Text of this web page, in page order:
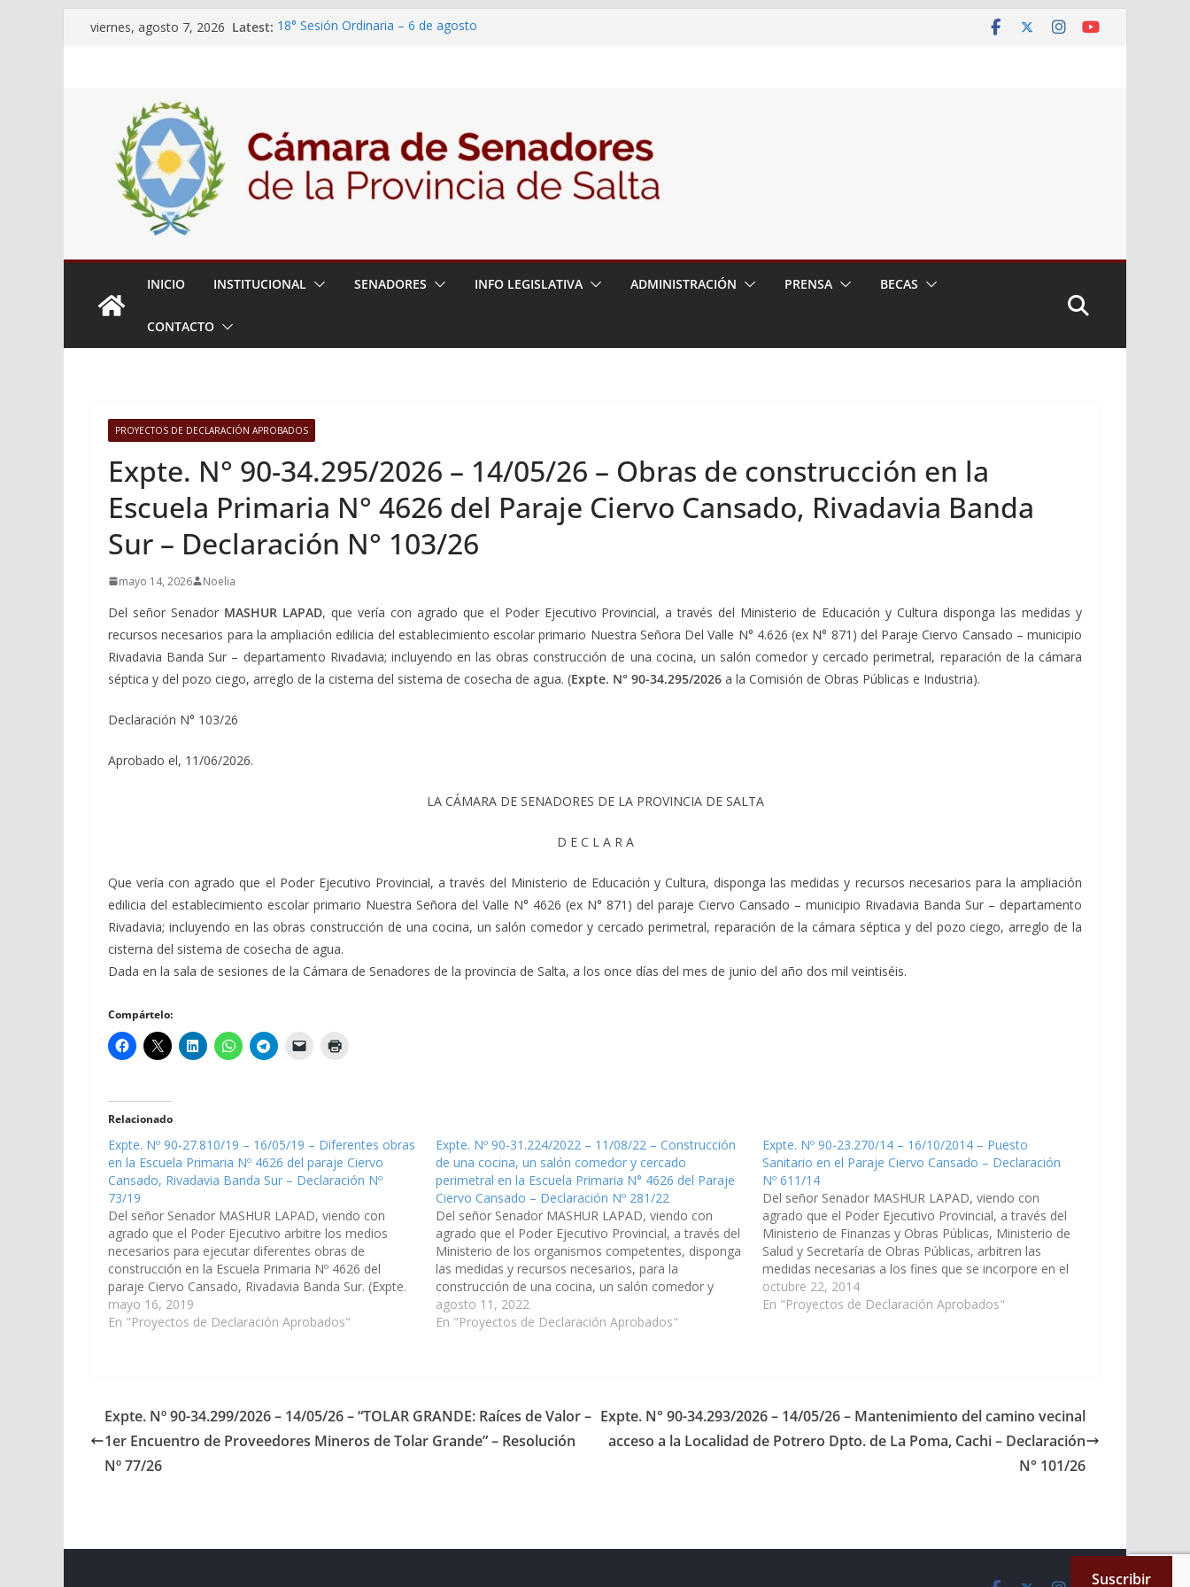
Skipviernes, agosto 7, 2026 Latest: 18° Sesión Ordinaria – 6 de agosto
Expte. Nº 90-34.516/2026 – 06/08/26 – Créase el Ente Salteño
de Protección y Control Vegetal
INICIO INSTITUCIONAL SENADORES INFO LEGISLATIVA ADMINISTRACIÓN PRENSA BECAS
CONTACTO
PROYECTOS DE DECLARACIÓN APROBADOS
Expte. N° 90-34.295/2026 – 14/05/26 – Obras de construcción en la
Escuela Primaria N° 4626 del Paraje Ciervo Cansado, Rivadavia Banda
Sur – Declaración N° 103/26
mayo 14, 2026 Noelia
Del señor Senador MASHUR LAPAD, que vería con agrado que el Poder Ejecutivo Provincial, a través del Ministerio de Educación y Cultura disponga las medidas y
recursos necesarios para la ampliación edilicia del establecimiento escolar primario Nuestra Señora Del Valle N° 4.626 (ex N° 871) del Paraje Ciervo Cansado – municipio
Rivadavia Banda Sur – departamento Rivadavia; incluyendo en las obras construcción de una cocina, un salón comedor y cercado perimetral, reparación de la cámara
séptica y del pozo ciego, arreglo de la cisterna del sistema de cosecha de agua. (Expte. N° 90-34.295/2026 a la Comisión de Obras Públicas e Industria).
Declaración N° 103/26
Aprobado el, 11/06/2026.
LA CÁMARA DE SENADORES DE LA PROVINCIA DE SALTA
D E C L A R A
Que vería con agrado que el Poder Ejecutivo Provincial, a través del Ministerio de Educación y Cultura, disponga las medidas y recursos necesarios para la ampliación
edilicia del establecimiento escolar primario Nuestra Señora del Valle N° 4626 (ex N° 871) del paraje Ciervo Cansado – municipio Rivadavia Banda Sur – departamento
Rivadavia; incluyendo en las obras construcción de una cocina, un salón comedor y cercado perimetral, reparación de la cámara séptica y del pozo ciego, arreglo de la
cisterna del sistema de cosecha de agua.
Dada en la sala de sesiones de la Cámara de Senadores de la provincia de Salta, a los once días del mes de junio del año dos mil veintiséis.
Compártelo:
Relacionado
Expte. Nº 90-27.810/19 – 16/05/19 – Diferentes obras
en la Escuela Primaria Nº 4626 del paraje Ciervo
Cansado, Rivadavia Banda Sur – Declaración Nº
73/19
Del señor Senador MASHUR LAPAD, viendo con
agrado que el Poder Ejecutivo arbitre los medios
necesarios para ejecutar diferentes obras de
construcción en la Escuela Primaria Nº 4626 del
paraje Ciervo Cansado, Rivadavia Banda Sur. (Expte.
Nº 90-27.810/19, a la Comisión de Obras Públicas e
Industria). Declaración Nº 73/19 Aprobado el
mayo 16, 2019
En "Proyectos de Declaración Aprobados"
Expte. Nº 90-31.224/2022 – 11/08/22 – Construcción
de una cocina, un salón comedor y cercado
perimetral en la Escuela Primaria N° 4626 del Paraje
Ciervo Cansado – Declaración Nº 281/22
Del señor Senador MASHUR LAPAD, viendo con
agrado que el Poder Ejecutivo Provincial, a través del
Ministerio de los organismos competentes, disponga
las medidas y recursos necesarios, para la
construcción de una cocina, un salón comedor y
cercado perimetral correspondiente para la Escuela
Primaria N° 4626 del Paraje Ciervo Cansado del…
agosto 11, 2022
En "Proyectos de Declaración Aprobados"
Expte. Nº 90-23.270/14 – 16/10/2014 – Puesto
Sanitario en el Paraje Ciervo Cansado – Declaración
Nº 611/14
Del señor Senador MASHUR LAPAD, viendo con
agrado que el Poder Ejecutivo Provincial, a través del
Ministerio de Finanzas y Obras Públicas, Ministerio de
Salud y Secretaría de Obras Públicas, arbitren las
medidas necesarias a los fines que se incorpore en el
Plan de Obras Públicas del Presupuesto 2.014 de…
octubre 22, 2014
En "Proyectos de Declaración Aprobados"
Expte. Nº 90-34.299/2026 – 14/05/26 – “TOLAR GRANDE: Raíces de Valor –
1er Encuentro de Proveedores Mineros de Tolar Grande” – Resolución
Nº 77/26
Expte. N° 90-34.293/2026 – 14/05/26 – Mantenimiento del camino vecinal
acceso a la Localidad de Potrero Dpto. de La Poma, Cachi – Declaración
N° 101/26
Suscribir